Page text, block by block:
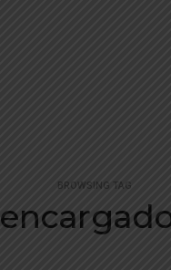
BROWSING TAG